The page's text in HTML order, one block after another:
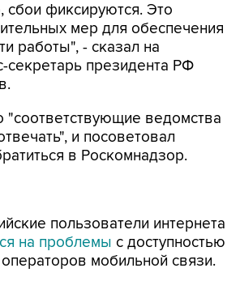
сбои фиксируются. Это
мер для обеспечения
работы", - сказал на
секретарь президента РФ
"соответствующие ведомства
и посоветовал
в Роскомнадзор.
мобильной связи.
что ведомственный